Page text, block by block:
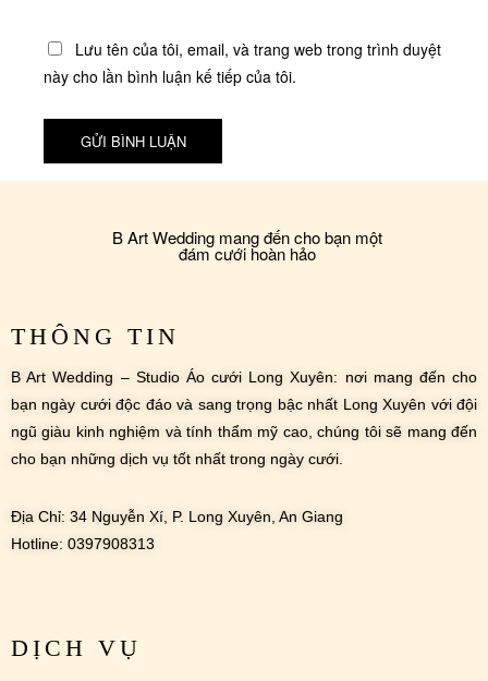
Lưu tên của tôi, email, và trang web trong trình duyệt
này cho lần bình luận kế tiếp của tôi.
B Art Wedding mang đến cho bạn một
đám cưới hoàn hảo
THÔNG TIN
B Art Wedding – Studio Áo cưới Long Xuyên: nơi mang đến cho
bạn ngày cưới độc đáo và sang trọng bậc nhất Long Xuyên với đội
ngũ giàu kinh nghiệm và tính thẩm mỹ cao, chúng tôi sẽ mang đến
cho bạn những dịch vụ tốt nhất trong ngày cưới.
Địa Chỉ: 34 Nguyễn Xí, P. Long Xuyên, An Giang
Hotline: 0397908313
DỊCH VỤ